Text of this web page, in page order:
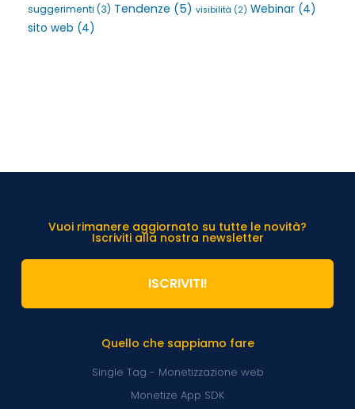
suggerimenti (3) Tendenze (5) visibilità (2) Webinar (4)
sito web (4)
Quello che sappiamo fare
Single Tag - Monetizzazione web
Monetize App SDK
Vuoi rimanere aggiornato su tutte le novità?
Iscriviti alla nostra newsletter
ISCRIVITI!